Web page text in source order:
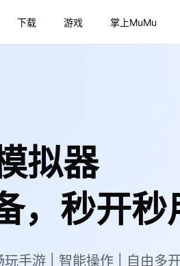
下载 游戏 掌上MuMu
拟器
，秒开秒
手游 | 智能操作 | 自由多